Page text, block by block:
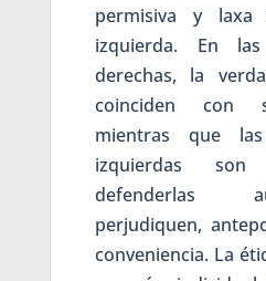
permisiva y
izquierda. En
derechas, la
coinciden con
mientras que
izquierdas
defenderlas
perjudiquen,
conveniencia. La